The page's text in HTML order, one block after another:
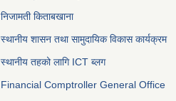
निजामती किताबखाना
स्थानीय शासन तथा सामुदायिक विकास कार्यक्रम
स्थानीय तहको लागि ICT ब्लग
Financial Comptroller General Office